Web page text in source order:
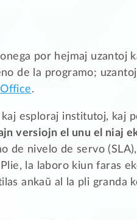
por hejmaj uzantoj
de la programo;
.
esploraj institutoj, kaj
versiojn el unu el niaj
de nivelo de servo
la laboro kiun faras
ankaŭ al la pli granda